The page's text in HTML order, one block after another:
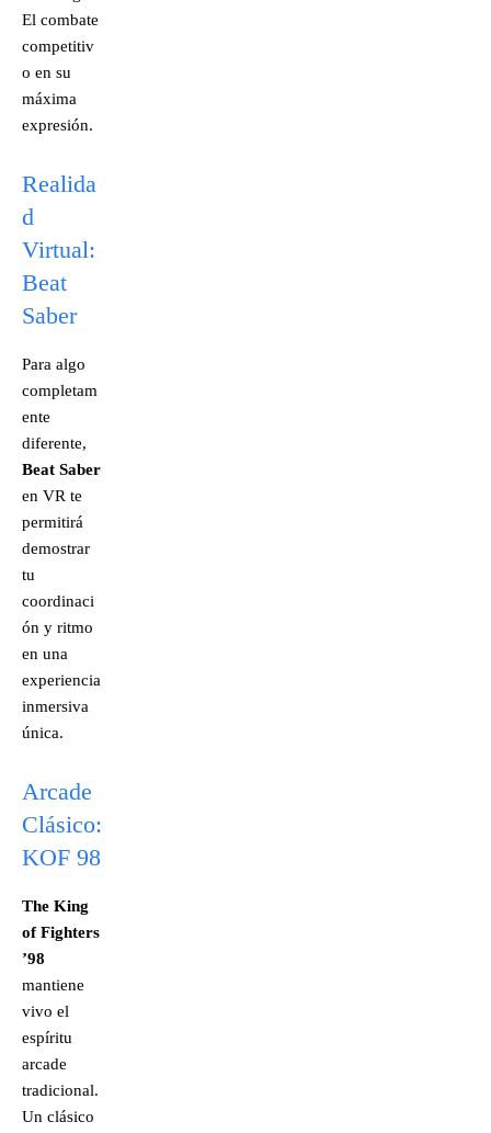
El combate
competitiv
o en su
máxima
expresión.
Realida
d
Virtual:
Beat
Saber
Para algo
completam
ente
diferente,
Beat Saber
en VR te
permitirá
demostrar
tu
coordinaci
ón y ritmo
en una
experiencia
inmersiva
única.
Arcade
Clásico:
KOF 98
The King
of Fighters
’98
mantiene
vivo el
espíritu
arcade
tradicional.
Un clásico